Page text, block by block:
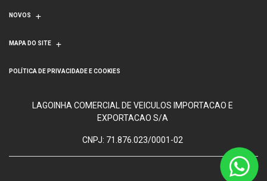
NOVOS
MAPA DO SITE
POLÍTICA DE PRIVACIDADE E COOKIES
LAGOINHA COMERCIAL DE VEICULOS IMPORTACAO E
EXPORTACAO S/A
CNPJ: 71.876.023/0001-02